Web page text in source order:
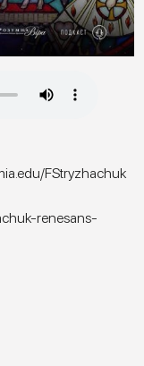
FStryzhachuk
renesans-